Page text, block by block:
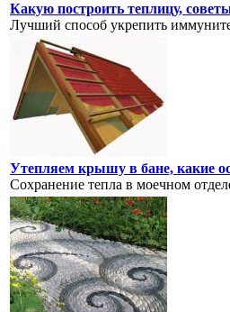
Какую построить теплицу,
Лучший способ укрепить
Утепляем крышу в бане, какие
Сохранение тепла в моечном